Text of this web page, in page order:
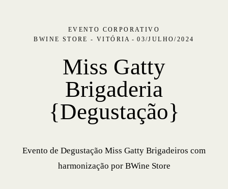
EVENTO CORPORATIVO
BWINE STORE - VITÓRIA
03/JULHO/2024
Miss Gatty
Brigaderia
{Degustação}
Evento de Degustação Miss Gatty Brigadeiros com
harmonização por BWine Store